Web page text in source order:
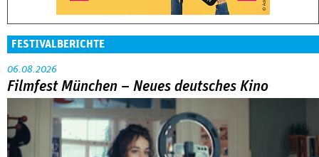
FESTIVALBERICHTE
06.08.2026
Filmfest München – Neues deutsches Kino